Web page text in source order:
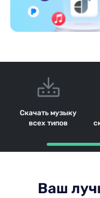
Скачать музыку
всех типов
Ваш